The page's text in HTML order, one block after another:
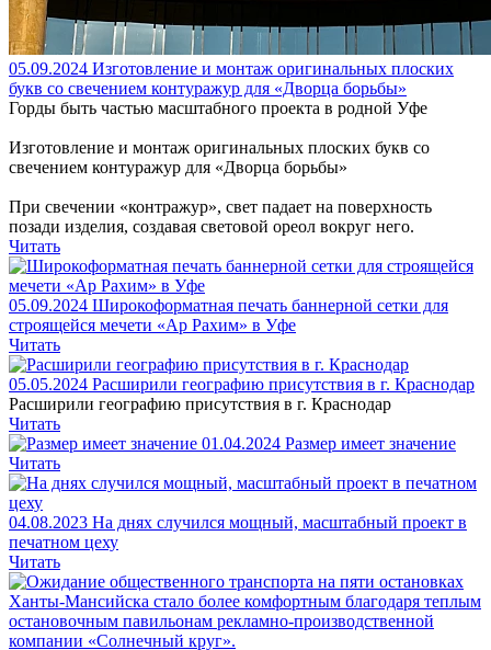
05.09.2024 Изготовление и монтаж оригинальных плоских
букв со свечением контуражур для «Дворца борьбы»
Горды быть частью масштабного проекта в родной Уфе
Изготовление и монтаж оригинальных плоских букв со
свечением контуражур для «Дворца борьбы»
При свечении «контражур», свет падает на поверхность
позади изделия, создавая световой ореол вокруг него.
Читать
05.09.2024 Широкоформатная печать баннерной сетки для
строящейся мечети «Ар Рахим» в Уфе
Читать
05.05.2024 Расширили географию присутствия в г. Краснодар
Расширили географию присутствия в г. Краснодар
Читать
01.04.2024 Размер имеет значение
Читать
04.08.2023 На днях случился мощный, масштабный проект в
печатном цеху
Читать